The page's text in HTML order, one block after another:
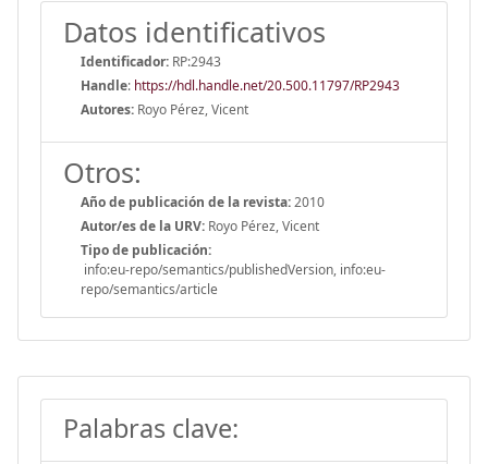
Datos identificativos
Identificador: RP:2943
Handle: https://hdl.handle.net/20.500.11797/RP2943
Autores: Royo Pérez, Vicent
Otros:
Año de publicación de la revista:2010
Autor/es de la URV: Royo Pérez, Vicent
Tipo de publicación:
info:eu-repo/semantics/publishedVersion, info:eu-
repo/semantics/article
Palabras clave: